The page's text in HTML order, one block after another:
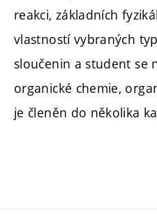
reakci, základních
vlastností vybraných
sloučenin a student se
organické chemie,
je členěn do několika